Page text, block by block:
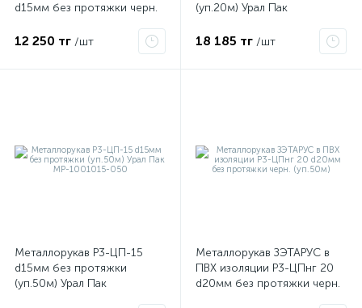
d15мм без протяжки черн.
12 250 тг /шт
(уп.20м) Урал Пак
18 185 тг /шт
Металлорукав Р3-ЦП-15
d15мм без протяжки
(уп.50м) Урал Пак
Металлорукав ЗЭТАРУС в
ПВХ изоляции Р3-ЦПнг 20
d20мм без протяжки черн.